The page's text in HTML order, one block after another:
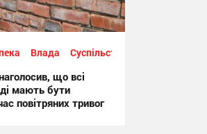
Влада Суспільство
що всі
мають бути
повітряних тривог